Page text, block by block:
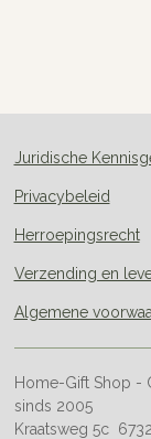
Juridische
Privacybeleid
Herroepingsrecht
Verzending en
Algemene
Home-Gift Shop -
sinds 2005
Kraatsweg 5c